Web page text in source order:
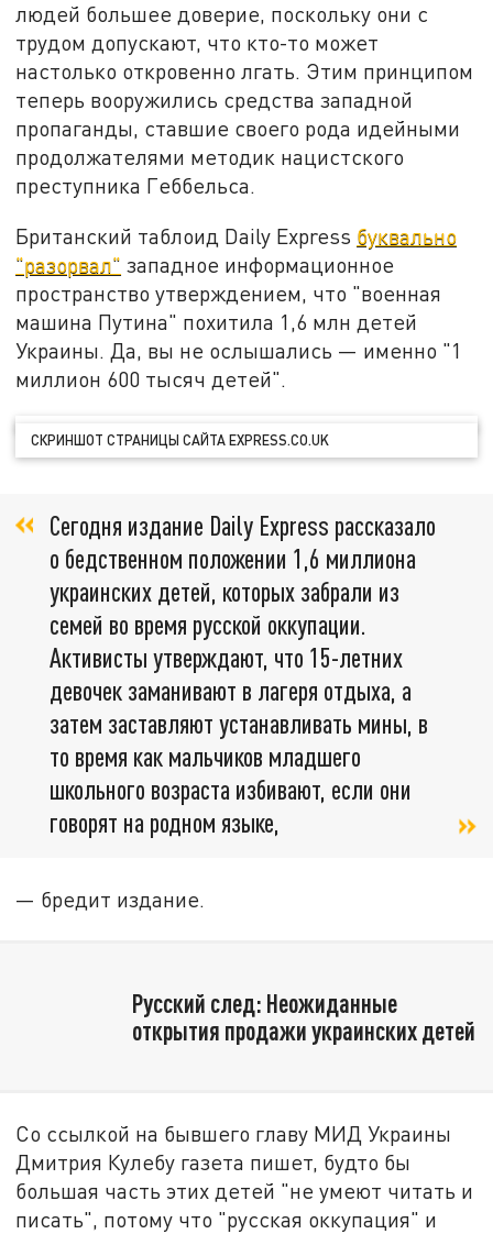
людей большее доверие, поскольку они с
трудом допускают, что кто-то может
настолько откровенно лгать. Этим принципом
теперь вооружились средства западной
пропаганды, ставшие своего рода идейными
продолжателями методик нацистского
преступника Геббельса.
Британский таблоид Daily Express буквально
"разорвал" западное информационное
пространство утверждением, что "военная
машина Путина" похитила 1,6 млн детей
Украины. Да, вы не ослышались — именно "1
миллион 600 тысяч детей".
СКРИНШОТ СТРАНИЦЫ САЙТА EXPRESS.CO.UK
Сегодня издание Daily Express рассказало
о бедственном положении 1,6 миллиона
украинских детей, которых забрали из
семей во время русской оккупации.
Активисты утверждают, что 15-летних
девочек заманивают в лагеря отдыха, а
затем заставляют устанавливать мины, в
то время как мальчиков младшего
школьного возраста избивают, если они
говорят на родном языке,
— бредит издание.
Русский след: Неожиданные
открытия продажи украинских детей
Со ссылкой на бывшего главу МИД Украины
Дмитрия Кулебу газета пишет, будто бы
большая часть этих детей "не умеют читать и
писать", потому что "русская оккупация" и